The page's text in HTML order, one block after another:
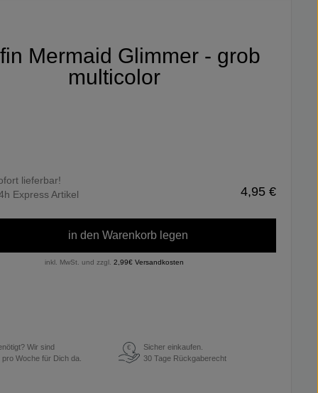
Mermaid Glimmer - grob
multicolor
lieferbar!
Express Artikel
4,95 €
in den Warenkorb legen
inkl. MwSt. und zzgl. 2,99€ Versandkosten
Wir sind
pro Woche für Dich da.
€
Sicher einkaufen.
30 Tage Rückgaberecht